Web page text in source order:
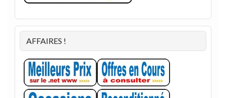
AFFAIRES !